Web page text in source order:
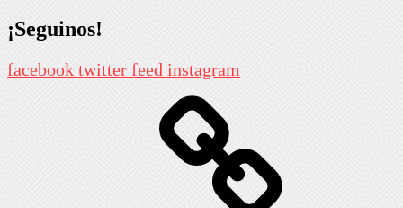
¡Seguinos!
facebook twitter feed instagram